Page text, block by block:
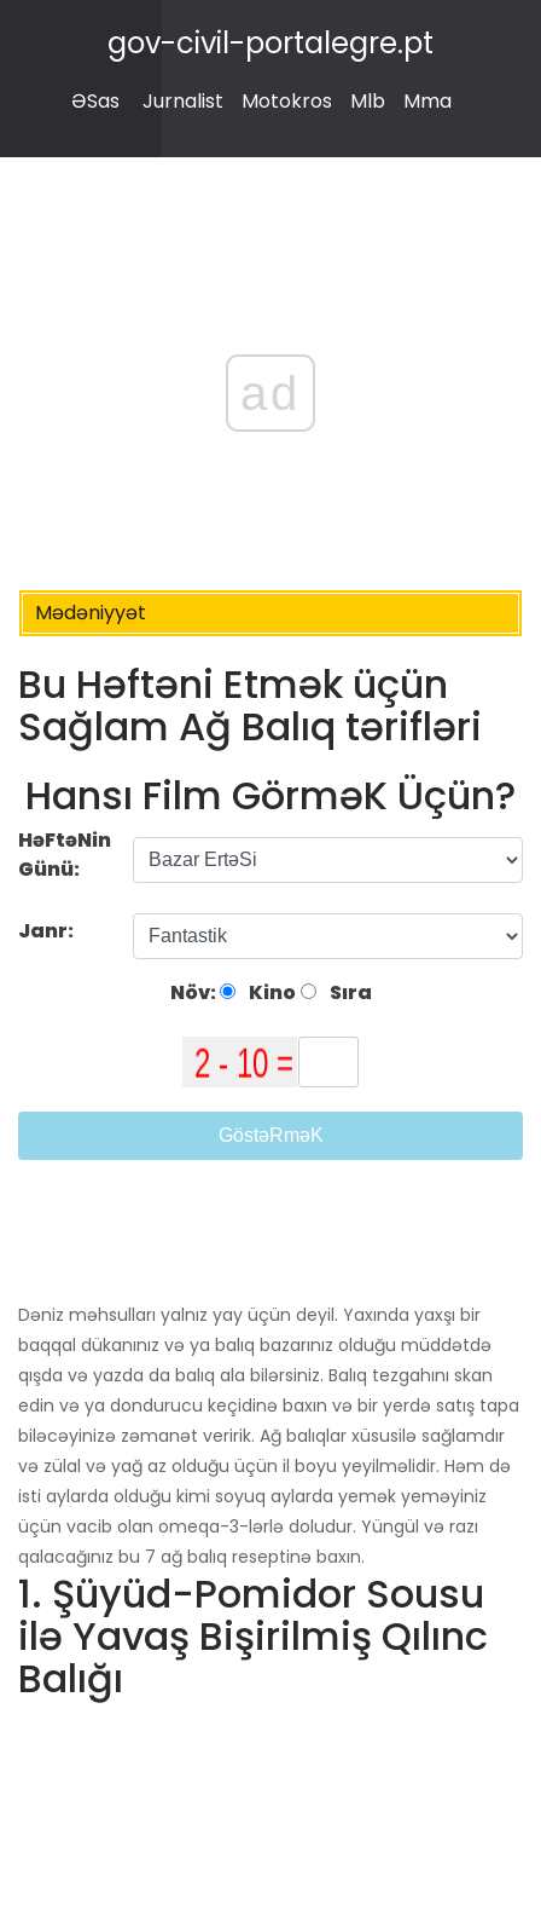
gov-civil-portalegre.pt
ƏSas Jurnalist Motokros Mlb Mma
ad
Mədəniyyət
Bu Həftəni Etmək üçün
Sağlam Ağ Balıq tərifləri
Hansı Film GörməK Üçün?
HəFtəNin
Günü:
Janr:
Növ: Kino Sıra
GöstəRməK
Dəniz məhsulları yalnız yay üçün deyil. Yaxında yaxşı bir
baqqal dükanınız və ya balıq bazarınız olduğu müddətdə
qışda və yazda da balıq ala bilərsiniz. Balıq tezgahını skan
edin və ya dondurucu keçidinə baxın və bir yerdə satış tapa
biləcəyinizə zəmanət veririk. Ağ balıqlar xüsusilə sağlamdır
və zülal və yağ az olduğu üçün il boyu yeyilməlidir. Həm də
isti aylarda olduğu kimi soyuq aylarda yemək yeməyiniz
üçün vacib olan omeqa-3-lərlə doludur. Yüngül və razı
qalacağınız bu 7 ağ balıq reseptinə baxın.
1. Şüyüd-Pomidor Sousu
ilə Yavaş Bişirilmiş Qılınc
Balığı